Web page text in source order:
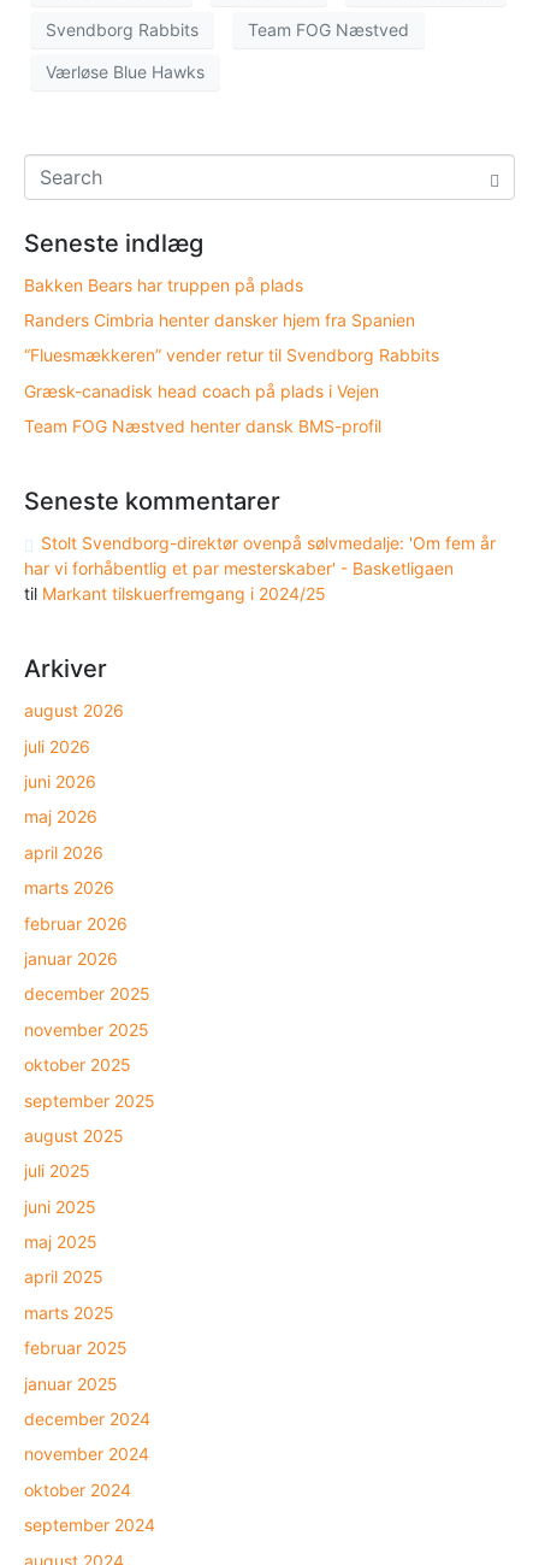
Svendborg Rabbits Team FOG Næstved
Værløse Blue Hawks
Seneste indlæg
Bakken Bears har truppen på plads
Randers Cimbria henter dansker hjem fra Spanien
“Fluesmækkeren” vender retur til Svendborg Rabbits
Græsk-canadisk head coach på plads i Vejen
Team FOG Næstved henter dansk BMS-profil
Seneste kommentarer
Stolt Svendborg-direktør ovenpå sølvmedalje: 'Om fem år
har vi forhåbentlig et par mesterskaber' - Basketligaen
til Markant tilskuerfremgang i 2024/25
Arkiver
august 2026
juli 2026
juni 2026
maj 2026
april 2026
marts 2026
februar 2026
januar 2026
december 2025
november 2025
oktober 2025
september 2025
august 2025
juli 2025
juni 2025
maj 2025
april 2025
marts 2025
februar 2025
januar 2025
december 2024
november 2024
oktober 2024
september 2024
august 2024